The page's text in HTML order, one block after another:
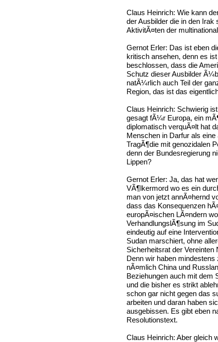
Claus Heinrich: Wie kann
der Ausbilder die in den Irak
AktivitÃ¤ten der
Gernot Erler: Das ist eben
kritisch ansehen, denn es
beschlossen, dass die
Schutz dieser Ausbilder
natÃ¼rlich auch Teil der
Region, das ist das
Claus Heinrich: Schwierig
gesagt fÃ¼r Europa, ein
diplomatisch verquÃ¤lt hat
Menschen in Darfur als
TragÃ¶die mit genozidalen
denn der Bundesregierung
Lippen?
Gernot Erler: Ja, das hat
VÃ¶lkermord wo es ein
man von jetzt annÃ¤hernd
dass das Konsequenzen
europÃ¤ischen LÃ¤ndern
VerhandlungslÃ¶sung im
eindeutig auf eine
Sudan marschiert, ohne
Sicherheitsrat der
Denn wir haben
nÃ¤mlich China und
Beziehungen auch mit dem
und die bisher es strikt
schon gar nicht gegen das
arbeiten und daran haben
ausgebissen. Es gibt eben
Resolutionstext.
Claus Heinrich: Aber gleich